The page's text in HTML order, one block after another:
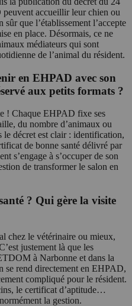
accueillir leur chien ou
que l’établissement l’accepte
en place. Désormais, ce ne
médiateurs qui sont
de l’animal du résident.
en EHPAD avec son
aux petits formats ?
! Chaque EHPAD fixe ses
du nombre d’animaux ou
le décret est clair : identification,
de bonne santé délivré par
s’engage à s’occuper de son
de transformer le salon en
? Qui gère la visite
chez le vétérinaire ou mieux,
justement là que les
à Narbonne et dans la
se rend directement en EHPAD,
compliqué pour le résident.
le certificat d’aptitude…
la gestion.